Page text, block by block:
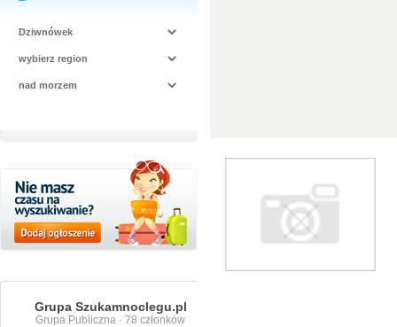
Grupa Szukamnoclegu.pl
Grupa Publiczna · 78 członków